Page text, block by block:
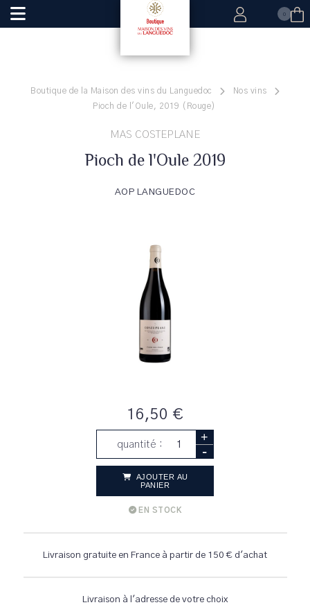
0
Boutique de la Maison des vins du Languedoc
Nos vins
Pioch de l'Oule, 2019 (Rouge)
MAS COSTEPLANE
Pioch de l'Oule 2019
AOP LANGUEDOC
16,50 €
quantité : +
-
AJOUTER AU
PANIER
EN STOCK
Livraison gratuite en France à partir de 150 € d'achat
Livraison à l'adresse de votre choix